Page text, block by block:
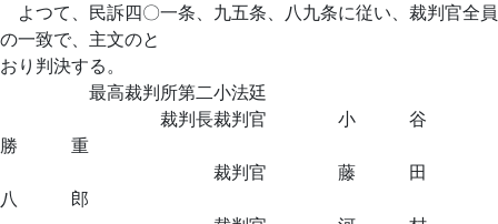
よつて、民訴四〇一条、九五条、八九条に従い、裁判官全員
の一致で、主文のと
おり判決する。
最高裁判所第二小法廷
裁判長裁判官 小 谷
勝 重
裁判官 藤 田
八 郎